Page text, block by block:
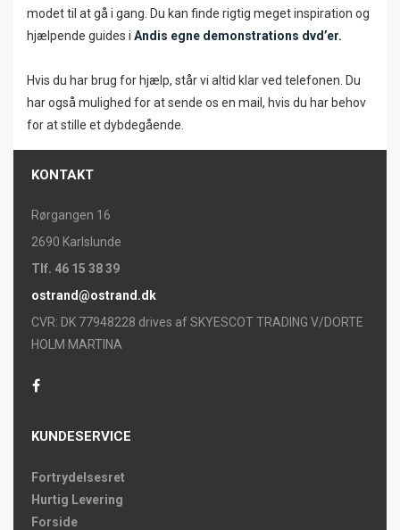
modet til at gå i gang. Du kan finde rigtig meget inspiration og
hjælpende guides i Andis egne demonstrations dvd’er.
Hvis du har brug for hjælp, står vi altid klar ved telefonen. Du
har også mulighed for at sende os en mail, hvis du har behov
for at stille et dybdegående.
KONTAKT
Rørgangen 16
2690 Karlslunde
Tlf. 46 15 38 39
ostrand@ostrand.dk
CVR: DK 77948228 drives af SKYESCOT TRADING V/DORTE
HOLM MARTINA
KUNDESERVICE
Fortrydelsesret
Hurtig Levering
Forside